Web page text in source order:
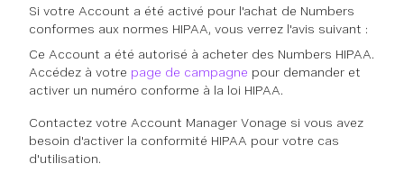
Si votre Account a été activé pour l'achat de Numbers
conformes aux normes HIPAA, vous verrez l'avis suivant :
Ce Account a été autorisé à acheter des Numbers HIPAA.
Accédez à votre page de campagne pour demander et
activer un numéro conforme à la loi HIPAA.
Contactez votre Account Manager Vonage si vous avez
besoin d'activer la conformité HIPAA pour votre cas
d'utilisation.